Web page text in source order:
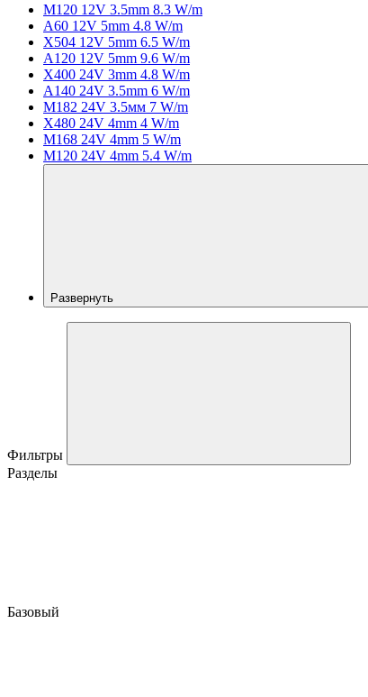
M120 12V 3.5mm 8.3 W/m
A60 12V 5mm 4.8 W/m
X504 12V 5mm 6.5 W/m
A120 12V 5mm 9.6 W/m
X400 24V 3mm 4.8 W/m
A140 24V 3.5mm 6 W/m
M182 24V 3.5мм 7 W/m
X480 24V 4mm 4 W/m
M168 24V 4mm 5 W/m
M120 24V 4mm 5.4 W/m
Развернуть
Фильтры
Разделы
Базовый